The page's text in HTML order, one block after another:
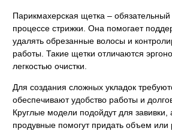
Парикмахерская щетка – обязательный
процессе стрижки. Она помогает
удалять обрезанные волосы и
работы. Такие щетки отличаются
легкостью очистки.
Для создания сложных укладок
обеспечивают удобство работы и
Круглые модели подойдут для завивки,
продувные помогут придать объем или